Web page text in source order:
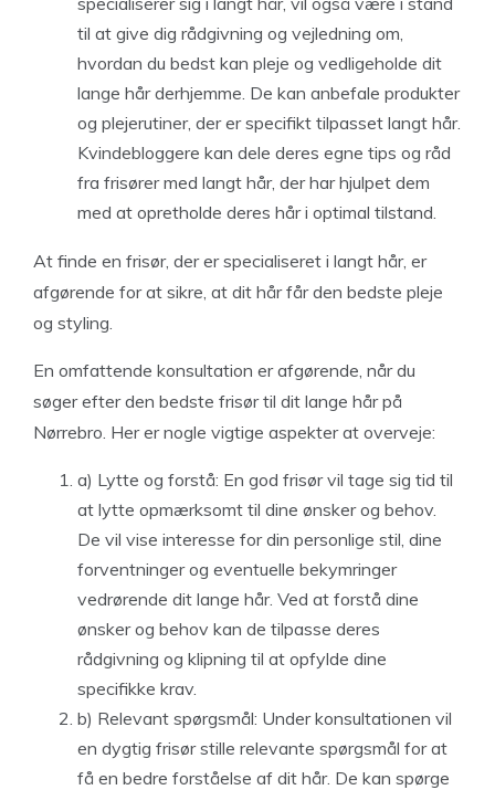
til at give dig rådgivning og vejledning om,
hvordan du bedst kan pleje og vedligeholde dit
lange hår derhjemme. De kan anbefale produkter
og plejerutiner, der er specifikt tilpasset langt hår.
Kvindebloggere kan dele deres egne tips og råd
fra frisører med langt hår, der har hjulpet dem
med at opretholde deres hår i optimal tilstand.
At finde en frisør, der er specialiseret i langt hår, er
afgørende for at sikre, at dit hår får den bedste pleje
og styling.
En omfattende konsultation er afgørende, når du
søger efter den bedste frisør til dit lange hår på
Nørrebro. Her er nogle vigtige aspekter at overveje:
a) Lytte og forstå: En god frisør vil tage sig tid til
at lytte opmærksomt til dine ønsker og behov.
De vil vise interesse for din personlige stil, dine
forventninger og eventuelle bekymringer
vedrørende dit lange hår. Ved at forstå dine
ønsker og behov kan de tilpasse deres
rådgivning og klipning til at opfylde dine
specifikke krav.
b) Relevant spørgsmål: Under konsultationen vil
en dygtig frisør stille relevante spørgsmål for at
få en bedre forståelse af dit hår. De kan spørge